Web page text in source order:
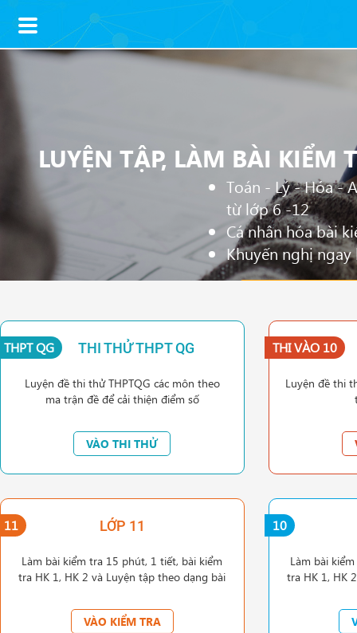
LUYỆN TẬP, LÀM BÀI KIỂM
Toán - Lý - Hóa -
từ lớp 6 -12
Cá nhân hóa bài
Khuyến nghị
THI THỬ THPT QG
Luyện đề thi thử THPTQG các môn theo
ma trận đề để cải thiện điểm số
VÀO THI THỬ
THPT QG
Luyện đề thi
THI VÀO 10
LỚP 11
Làm bài kiểm tra 15 phút, 1 tiết, bài kiểm
tra HK 1, HK 2 và Luyện tập theo dạng bài
VÀO KIỂM TRA
11
Làm bài
tra HK 1, HK
10